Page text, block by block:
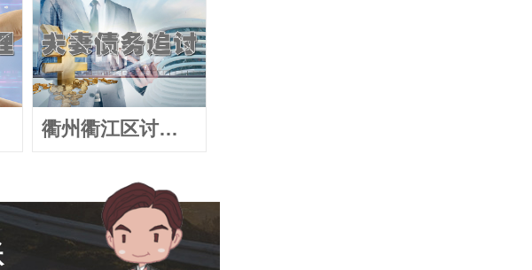
衢州衢江区讨账公司